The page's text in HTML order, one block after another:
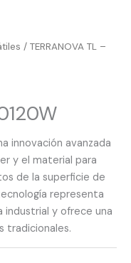
/ TERRANOVA TL –
innovación avanzada
y el material para
de la superficie de
representa
industrial y ofrece una
tradicionales.